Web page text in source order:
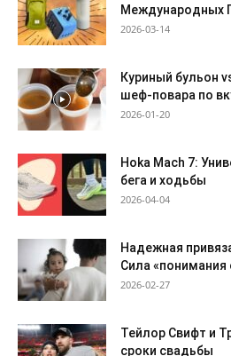
Международных
2026-03-14
Куриный бульон
шеф-повара по
2026-01-20
Hoka Mach 7:
бега и ходьбы
2026-04-04
Надежная
Сила «понимания
2026-02-27
Тейлор Свифт и
сроки свадьбы